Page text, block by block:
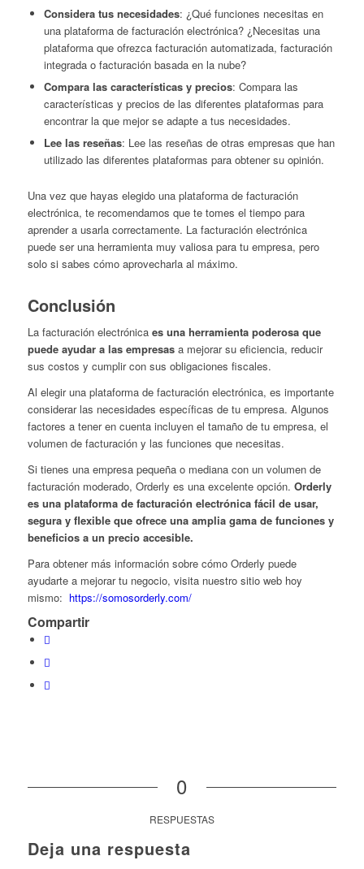
Considera tus necesidades: ¿Qué funciones necesitas en
una plataforma de facturación electrónica? ¿Necesitas una
plataforma que ofrezca facturación automatizada, facturación
integrada o facturación basada en la nube?
Compara las características y precios: Compara las
características y precios de las diferentes plataformas para
encontrar la que mejor se adapte a tus necesidades.
Lee las reseñas: Lee las reseñas de otras empresas que han
utilizado las diferentes plataformas para obtener su opinión.
Una vez que hayas elegido una plataforma de facturación
electrónica, te recomendamos que te tomes el tiempo para
aprender a usarla correctamente. La facturación electrónica
puede ser una herramienta muy valiosa para tu empresa, pero
solo si sabes cómo aprovecharla al máximo.
Conclusión
La facturación electrónica es una herramienta poderosa que
puede ayudar a las empresasa mejorar su eficiencia, reducir
sus costos y cumplir con sus obligaciones fiscales.
Al elegir una plataforma de facturación electrónica, es importante
considerar las necesidades específicas de tu empresa. Algunos
factores a tener en cuenta incluyen el tamaño de tu empresa, el
volumen de facturación y las funciones que necesitas.
Si tienes una empresa pequeña o mediana con un volumen de
facturación moderado, Orderly es una excelente opción. Orderly
es una plataforma de facturación electrónica fácil de usar,
segura y flexible que ofrece una amplia gama de funciones y
beneficios a un precio accesible.
Para obtener más información sobre cómo Orderly puede
ayudarte a mejorar tu negocio, visita nuestro sitio web hoy
mismo: https://somosorderly.com/
Compartir
0
RESPUESTAS
Deja una respuesta